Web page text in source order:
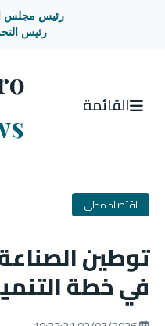
رئيس مجلس
رئيس
القائمة
اقتصاد محلي
توطين
في خطة التنمية 2026/